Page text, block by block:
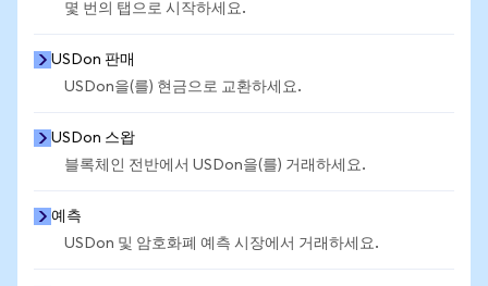
몇 번의 탭으로 시작하세요.
USDon 판매
USDon을(를) 현금으로 교환하세요.
USDon 스왑
블록체인 전반에서 USDon을(를) 거래하세요.
예측
USDon 및 암호화폐 예측 시장에서 거래하세요.